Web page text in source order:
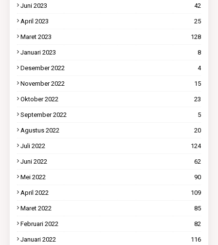
Juni 2023 42
April 2023 25
Maret 2023 128
Januari 2023 8
Desember 2022 4
November 2022 15
Oktober 2022 23
September 2022 5
Agustus 2022 20
Juli 2022 124
Juni 2022 62
Mei 2022 90
April 2022 109
Maret 2022 85
Februari 2022 82
Januari 2022 116